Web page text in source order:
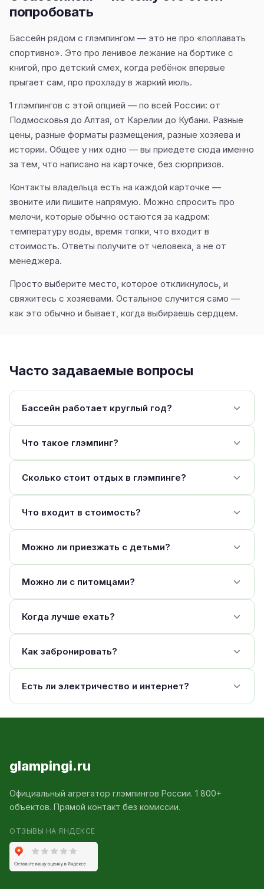
попробовать
Бассейн рядом с глэмпингом — это не про «поплавать
спортивно». Это про ленивое лежание на бортике с
книгой, про детский смех, когда ребёнок впервые
прыгает сам, про прохладу в жаркий июль.
1 глэмпингов с этой опцией — по всей России: от
Подмосковья до Алтая, от Карелии до Кубани. Разные
цены, разные форматы размещения, разные хозяева и
истории. Общее у них одно — вы приедете сюда именно
за тем, что написано на карточке, без сюрпризов.
Контакты владельца есть на каждой карточке —
звоните или пишите напрямую. Можно спросить про
мелочи, которые обычно остаются за кадром:
температуру воды, время топки, что входит в
стоимость. Ответы получите от человека, а не от
менеджера.
Просто выберите место, которое откликнулось, и
свяжитесь с хозяевами. Остальное случится само —
как это обычно и бывает, когда выбираешь сердцем.
Часто задаваемые вопросы
Бассейн работает круглый год?
Что такое глэмпинг?
Сколько стоит отдых в глэмпинге?
Что входит в стоимость?
Можно ли приезжать с детьми?
Можно ли с питомцами?
Когда лучше ехать?
Как забронировать?
Есть ли электричество и интернет?
glampingi.ru
Официальный агрегатор глэмпингов России. 1 800+
объектов. Прямой контакт без комиссии.
ОТЗЫВЫ НА ЯНДЕКСЕ